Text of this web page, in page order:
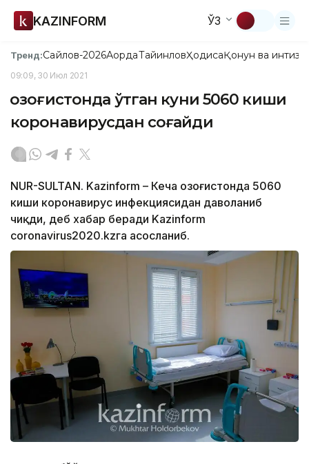
KAZINFORM ЎЗ
Тренд:Сайлов-2026АқордаТайинловҲодисаҚонун ва
09:09, 30 Июл 2021
Қозоғистонда ўтган куни 5060 киши
коронавирусдан соғайди
NUR-SULTAN. Kazinform – Кеча Қозоғистонда 5060
киши коронавирус инфекциясидан даволаниб
чиқди, деб хабар беради Kazinform
coronavirus2020.kzга асосланиб.